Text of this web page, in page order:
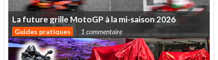
Lafuturegrille MotoGP àlami-saison 2026
Guides pratiques 1 commentaire